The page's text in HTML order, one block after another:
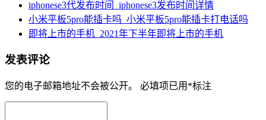
iphonese3代发布时间_iphonese3发布时间详情
小米平板5pro能插卡吗_小米平板5pro能插卡打电话吗
即将上市的手机_2021年下半年即将上市的手机
发表评论
您的电子邮箱地址不会被公开。 必填项已用 *标注